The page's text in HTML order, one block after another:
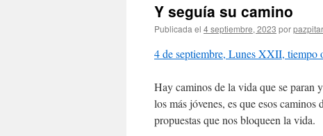
Y seguía su camino
Publicada el 4 septiembre, 2023 porpazpitar
4 de septiembre, Lunes XXII, tiempo
Hay caminos de la vida que se paran
los más jóvenes, es que esos
propuestas que nos bloqueen la vida.